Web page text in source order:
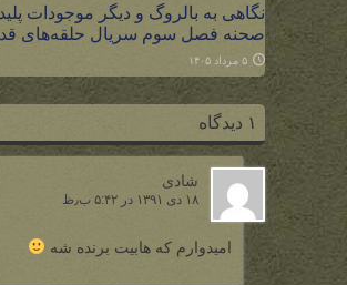
نگاهی به بالروگ و دیگر موجودات
صحنه فصل سوم سریال حلقه‌های
۵ مرداد ۱۴۰۵
۱ دیدگاه
شادی
۱۸ دی ۱۳۹۱ در ۵:۴۲ ب٫ظ
امیدوارم که هابیت برنده شه